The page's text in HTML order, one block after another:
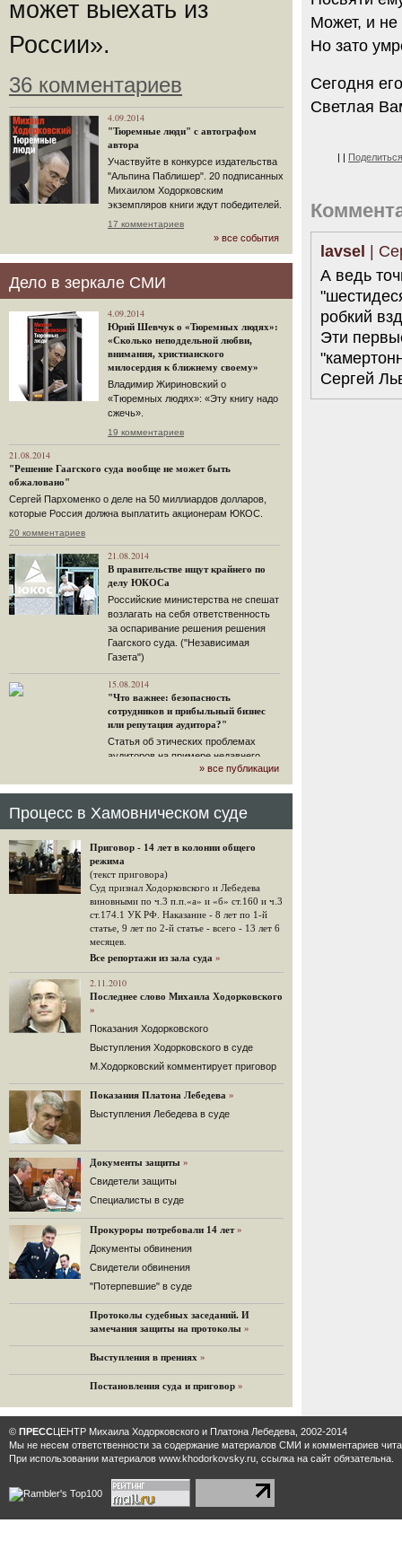
может выехать из
России».
36 комментариев
4.09.2014
"Тюремные люди" с автографом
автора
Участвуйте в конкурсе издательства
"Альпина Паблишер". 20 подписанных
Михаилом Ходорковским
экземпляров книги ждут победителей.
17 комментариев
» все события
Дело в зеркале СМИ
4.09.2014
Юрий Шевчук о «Тюремных людях»:
«Сколько неподдельной любви,
внимания, христианского
милосердия к ближнему своему»
Владимир Жириновский о
«Тюремных людях»: «Эту книгу надо
сжечь».
19 комментариев
21.08.2014
"Решение Гаагского суда вообще не может быть
обжаловано"
Сергей Пархоменко о деле на 50 миллиардов долларов,
которые Россия должна выплатить акционерам ЮКОС.
20 комментариев
21.08.2014
В правительстве ищут крайнего по
делу ЮКОСа
Российские министерства не спешат
возлагать на себя ответственность
за оспаривание решения решения
Гаагского суда. ("Независимая
Газета")
15.08.2014
"Что важнее: безопасность
сотрудников и прибыльный бизнес
или репутация аудитора?"
Статья об этических проблемах
аудиторов на примере недавнего
громкого арбитражного решения по
ЮКОСу. (navalny.com)
15.08.2014
конфискационным санкциям со
стороны государства, оказались под
защитой арбитражного суда"
Швейцарская газета "Neue Zuercher
Zeitung" о гаагском судебном
решении.
48 комментариев
Не исключил
Владимир Путин допускает, что Россия может выйти из-
под юрисдикции ЕСПЧ.
88 комментариев
14.08.2014
Нарулил
Игорь Сечин просит о помощи.
Ссылаясь на санкции, глава
«Роснефти» хочет выбить из фонда
12.08.2014
Граждане не хотят платить по счетам ЮКОСа
Решение Гаагского суда о компенсации $50 млрд
поддержали 12%.
129 комментариев
Вечер у Ходорковских. Вспоминает Иван Стариков.
11.08.2014
«Удивительно сильная, мощная и
достойная только преклонения
Гости и ведущие «Эха Москвы» чтут
память Марины Филипповны.
10 комментариев
Марина Филипповна Ходорковская:
«Я долго была молодой!»
"Новая" рассказывает о судьбе
» все публикации
Процесс в Хамовническом суде
Приговор - 14 лет в колонии общего
режима
(текст приговора)
Суд признал Ходорковского и Лебедева
виновными по ч.3 п.п.«а» и «б» ст.160 и ч.3
ст.174.1 УК РФ. Наказание - 8 лет по 1-й
статье, 9 лет по 2-й статье - всего - 13 лет 6
месяцев.
Все репортажи из зала суда »
2.11.2010
Последнее слово Михаила Ходорковского
»
Показания Ходорковского
Выступления Ходорковского в суде
М.Ходорковский комментирует приговор
Показания Платона Лебедева »
Выступления Лебедева в суде
Документы защиты »
Cвидетели защиты
Cпециалисты в суде
Прокуроры потребовали 14 лет »
Документы обвинения
Свидетели обвинения
"Потерпевшие" в суде
Протоколы судебных заседаний. И
замечания защиты на протоколы »
Выступления в прениях »
Постановления суда и приговор »
Может, и
Но зато
Сегодня
Светлая
| | Поделиться
lavsel |
А ведь
робкий
Эти
Сергей
© ПРЕССЦЕНТР Михаила Ходорковского и Платона Лебедева, 2002-2014
Мы не несем ответственности за содержание материалов CМИ и комментариев
При использовании материалов www.khodorkovsky.ru, ссылка на сайт обязательна.